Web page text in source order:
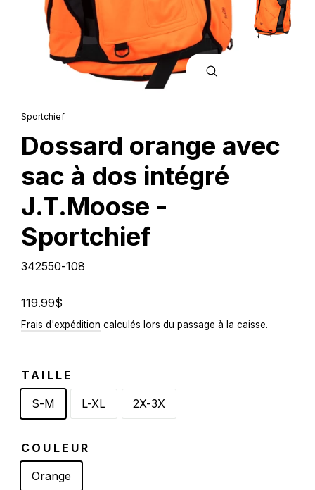
Sportchief
Dossard orange avec
sac à dos intégré
J.T.Moose -
Sportchief
342550-108
Prix
régulier
119.99$
Frais d'expédition calculés lors du passage à la caisse.
TAILLE
S-M
L-XL 2X-3X
COULEUR
Orange